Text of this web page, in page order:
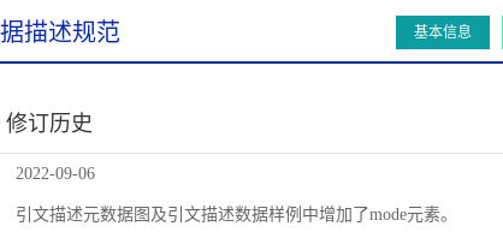
描述规范 基本信息
修订历史
2022-09-06
引文描述元数据图及引文描述数据样例中增加了mode元素。